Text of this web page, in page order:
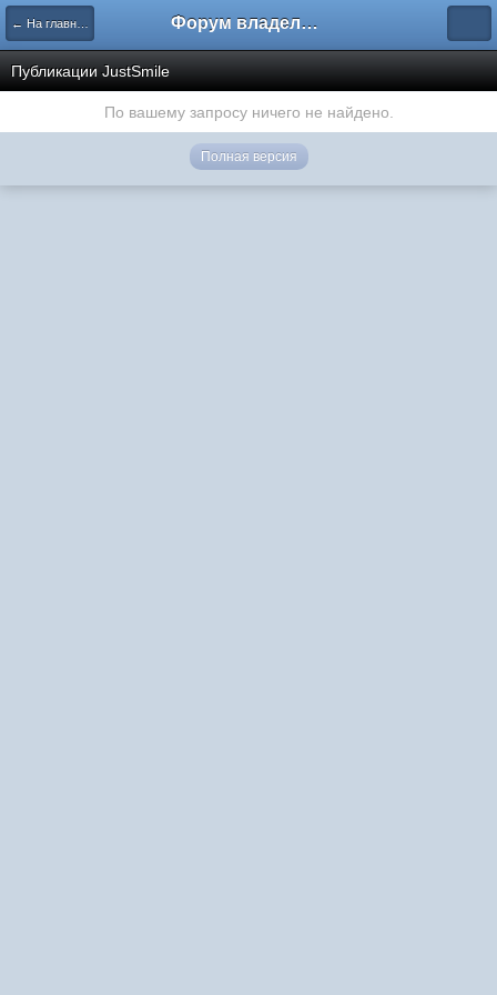
← На главную Форум владельцев интернет-магазинов
Публикации JustSmile
По вашему запросу ничего не найдено.
Полная версия